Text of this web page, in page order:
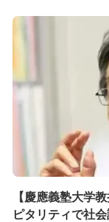
【慶應義塾大学
ピタリティで社